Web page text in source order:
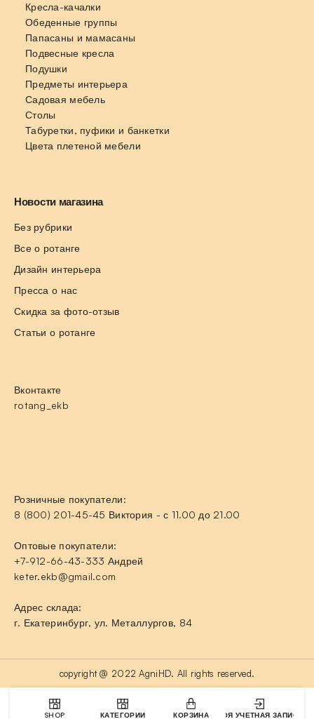
Кресла-качалки
Обеденные группы
Папасаны и мамасаны
Подвесные кресла
Подушки
Предметы интерьера
Садовая мебель
Столы
Табуретки, пуфики и банкетки
Цвета плетеной мебели
Новости магазина
Без рубрики
Все о ротанге
Дизайн интерьера
Пресса о нас
Скидка за фото-отзыв
Статьи о ротанге
Вконтакте
rotang_ekb
Розничные покупатели:
8 (800) 201-45-45 Виктория - с 11.00 до 21.00
Оптовые покупатели:
+7-912-66-43-333 Андрей
keter.ekb@gmail.com
Адрес склада:
г. Екатеринбург, ул. Металлургов, 84
copyright @ 2022 AgniHD. All rights reserved.
SHOP КАТЕГОРИИ КОРЗИНА МОЯ УЧЕТНАЯ ЗАПИСЬ